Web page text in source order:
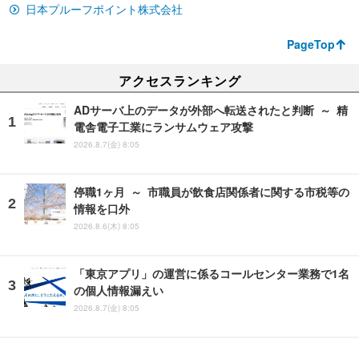
日本プルーフポイント株式会社
PageTop
アクセスランキング
ADサーバ上のデータが外部へ転送されたと判断 ～ 精
電舎電子工業にランサムウェア攻撃
2026.8.7(金) 8:05
停職1ヶ月 ～ 市職員が飲食店関係者に関する市税等の
情報を口外
2026.8.6(木) 8:05
「東京アプリ」の運営に係るコールセンター業務で1名
の個人情報漏えい
2026.8.7(金) 8:05